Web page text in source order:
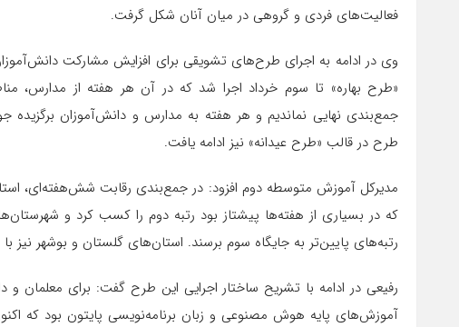
فعالیت‌های فردی و گروهی در میان آنان شکل گرفت.
وی در ادامه به اجرای طرح‌های تشویقی برای افزایش مشارکت
«طرح بهاره» تا سوم خرداد اجرا شد که در آن هر هفته از مدارس،
جمع‌بندی نهایی نماندیم و هر هفته به مدارس و دانش‌آموزان برگزیده
طرح در قالب «طرح عیدانه» نیز ادامه یافت.
مدیرکل آموزش متوسطه دوم افزود: در جمع‌بندی رقابت شش‌هفته‌ای،
که در بسیاری از هفته‌ها پیشتاز بود رتبه دوم را کسب کرد و
رتبه‌های پایین‌تر به جایگاه سوم برسند. استان‌های گلستان و بوشهر نیز
رفیعی در ادامه با تشریح ساختار اجرایی این طرح گفت: برای
آموزش‌های پایه هوش مصنوعی و زبان برنامه‌نویسی پایتون بود که